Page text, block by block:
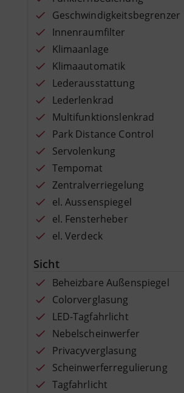
Geschwindigkeitsbegrenzer
Innenraumfilter
Klimaanlage
Klimaautomatik
Lederausstattung
Lederlenkrad
Multifunktionslenkrad
Park Distance Control
Servolenkung
Tempomat
Zentralverriegelung
el. Aussenspiegel
el. Fensterheber
el. Verdeck
Sicht
Beheizbare Außenspiegel
Colorverglasung
LED-Tagfahrlicht
Nebelscheinwerfer
Privacyverglasung
Scheinwerferregulierung
Tagfahrlicht